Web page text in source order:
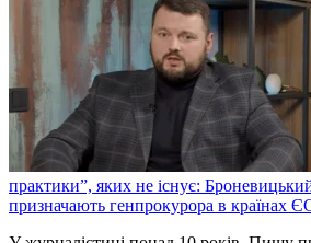
практики”, яких не існує:
призначають генпрокурора в країнах